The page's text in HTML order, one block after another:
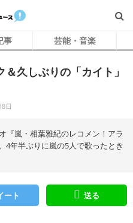
事 芸能・音楽
久しぶりの「カイト」
日
『嵐・相葉雅紀のレコメン！アラ
4年半ぶりに嵐の5人で歌ったとき
ート 送る